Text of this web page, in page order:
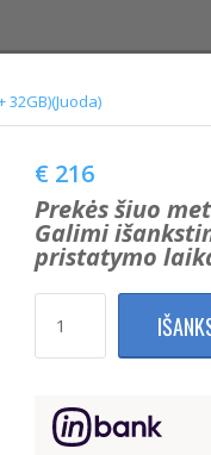
€ 216
Prekės šiuo
Galimi
pristatymo
kiekis:
Transit